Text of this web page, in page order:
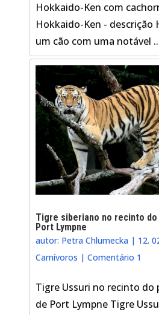
Hokkaido-Ken com
Hokkaido-Ken - descrição
um cão com uma notável
Tigre siberiano no recinto do
Port Lympne
autor: Petra Chlumecka | 12.
Carnívoros |Comentário 1
Tigre Ussuri no recinto do
de Port Lympne Tigre